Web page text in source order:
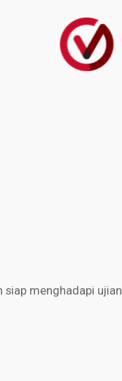
menghadapi ujian